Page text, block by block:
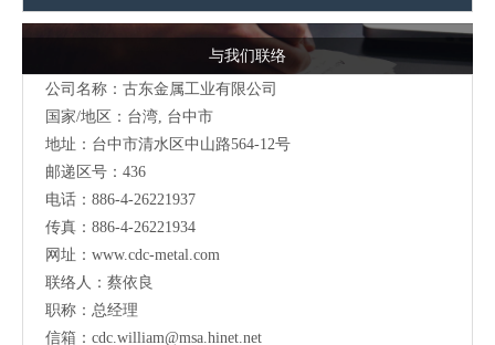
与我们联络
公司名称：古东金属工业有限公司
国家/地区：台湾, 台中市
地址：台中市清水区中山路564-12号
邮递区号：436
电话：886-4-26221937
传真：886-4-26221934
网址： www.cdc-metal.com
联络人：蔡依良
职称：总经理
信箱： cdc.william@msa.hinet.net